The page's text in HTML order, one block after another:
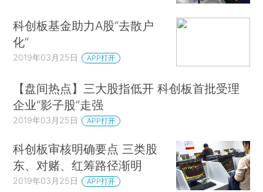
科创板基金助力A股“去散户
化”
2019年03月25日 APP打开
【盘间热点】三大股指低开 科创板首批受理
企业“影子股”走强
2019年03月25日 APP打开
科创板审核明确要点 三类股
东、对赌、红筹路径渐明
2019年03月25日 APP打开